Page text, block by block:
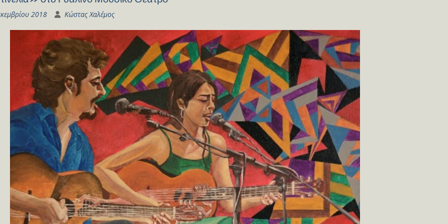
2018 Κώστας Χαλέμος